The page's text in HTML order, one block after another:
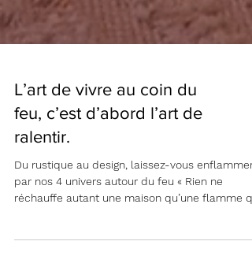
L’art de vivre au coin du
feu, c’est d’abord l’art de
ralentir.
Du rustique au design, laissez-vous enflammer